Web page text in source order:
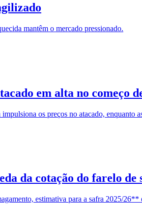
mantêm o mercado pressionado.
em alta no começo
os preços no atacado, enquanto
da cotação do farelo
estimativa para a safra 2025/